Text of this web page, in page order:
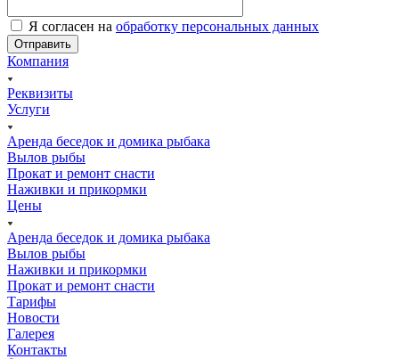
Я согласен на обработку персональных данных
Отправить
Компания
Реквизиты
Услуги
Аренда беседок и домика рыбака
Вылов рыбы
Прокат и ремонт снасти
Наживки и прикормки
Цены
Аренда беседок и домика рыбака
Вылов рыбы
Наживки и прикормки
Прокат и ремонт снасти
Тарифы
Новости
Галерея
Контакты